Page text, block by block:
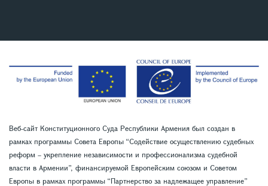
Веб-сайт Конституционного Суда Республики Армения был создан в
рамках программы Совета Европы “Содействие осуществлению судебных
реформ – укрепление независимости и профессионализма судебной
власти в Армении”, финансируемой Европейским союзом и Советом
Европы в рамках программы “Партнерство за надлежащее управление”